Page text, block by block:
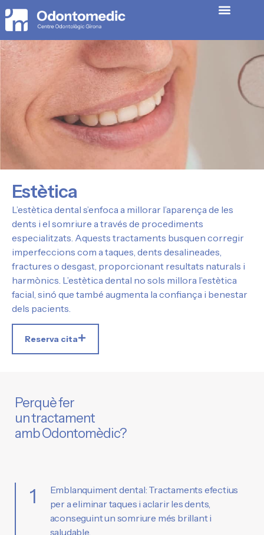
Estètica
L’estètica dental s’enfoca a millorar l’aparença de les
dents i el somriure a través de procediments
especialitzats. Aquests tractaments busquen corregir
imperfeccions com a taques, dents desalineades,
fractures o desgast, proporcionant resultats naturals i
harmònics. L’estètica dental no sols millora l’estètica
facial, sinó que també augmenta la confiança i benestar
dels pacients.
Reserva cita
Perquè fer
un tractament
amb Odontomèdic?
1
Emblanquiment dental: Tractaments efectius
per a eliminar taques i aclarir les dents,
aconseguint un somriure més brillant i
saludable.